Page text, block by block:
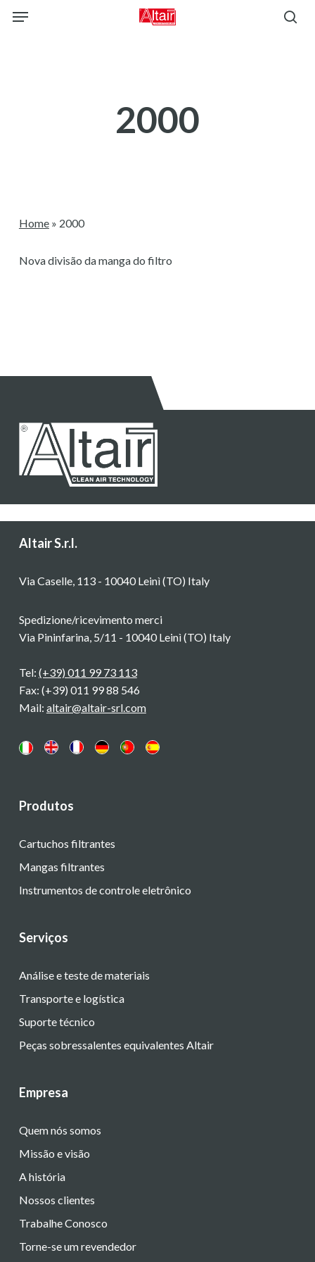
Menu
2000
Home» 2000
Nova divisão da manga do filtro
Altair S.r.l.
Via Caselle, 113 - 10040 Leinì (TO) Italy
Spedizione/ricevimento merci
Via Pininfarina, 5/11 - 10040 Leinì (TO) Italy
Tel: (+39) 011 99 73 113
Fax: (+39) 011 99 88 546
Mail: altair@altair-srl.com
Produtos
Cartuchos filtrantes
Mangas filtrantes
Instrumentos de controle eletrônico
Serviços
Análise e teste de materiais
Transporte e logística
Suporte técnico
Peças sobressalentes equivalentes Altair
Empresa
Quem nós somos
Missão e visão
A história
Nossos clientes
Trabalhe Conosco
Torne-se um revendedor